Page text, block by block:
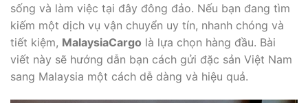
sống và làm việc tại đây đông đảo. Nếu bạn đang tìm
kiếm một dịch vụ vận chuyển uy tín, nhanh chóng và
tiết kiệm, MalaysiaCargo là lựa chọn hàng đầu. Bài
viết này sẽ hướng dẫn bạn cách gửi đặc sản Việt Nam
sang Malaysia một cách dễ dàng và hiệu quả.